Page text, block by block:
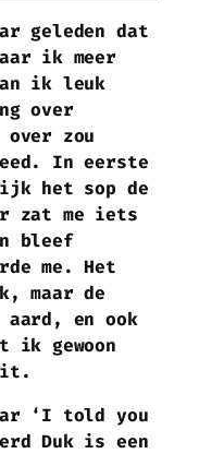
geleden dat
ik meer
ik leuk
over
zou
In eerste
het sop de
zat me iets
bleef
me. Het
maar de
aard, en ook
ik gewoon
‘I told you
Duk is een